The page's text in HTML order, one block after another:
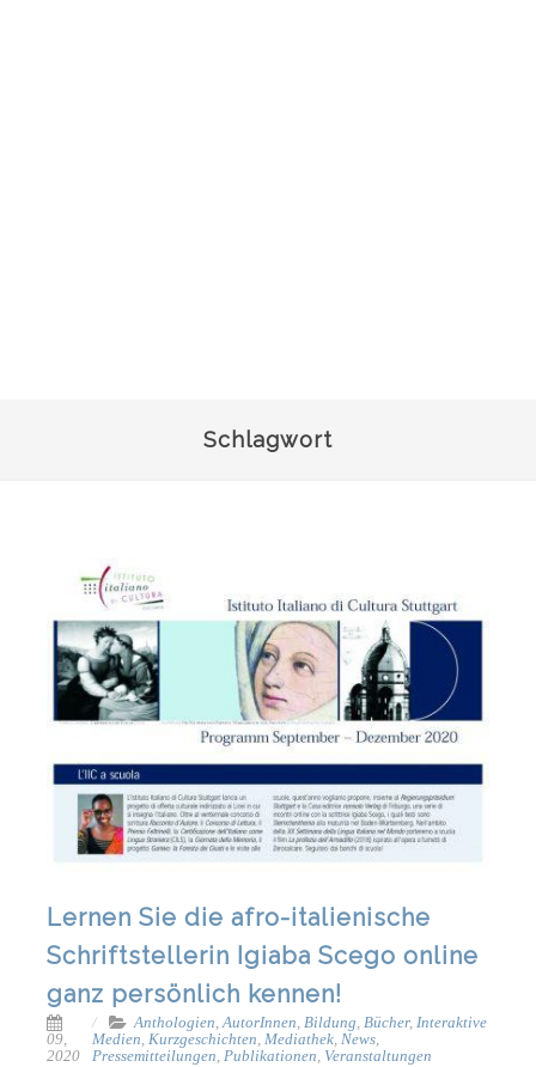
Schlagwort
Lernen Sie die afro-italienische
Schriftstellerin Igiaba Scego online
ganz persönlich kennen!
09,
2020
Anthologien,AutorInnen, Bildung, Bücher, Interaktive
Medien, Kurzgeschichten, Mediathek, News,
Pressemitteilungen, Publikationen, Veranstaltungen